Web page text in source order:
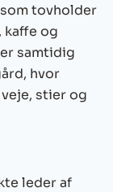
tovholder
kaffe og
samtidig
hvor
stier og
leder af